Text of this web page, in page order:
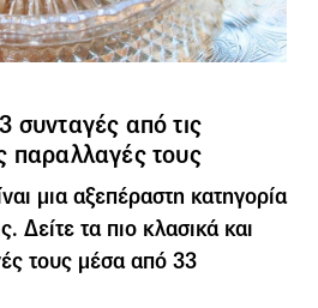
συνταγές από τις
παραλλαγές τους
μια αξεπέραστη κατηγορία
Δείτε τα πιο κλασικά και
τους μέσα από 33